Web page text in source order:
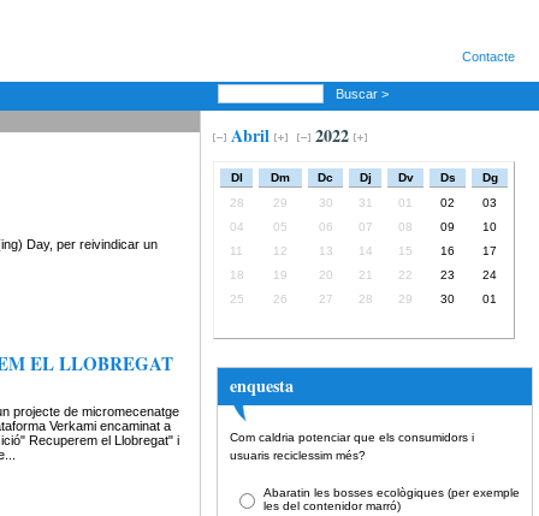
Contacte
Buscar >
Day, per reivindicar un
EL LLOBREGAT
projecte de micromecenatge
Verkami encaminat a
Recuperem el Llobregat" i
Abril 2022
Dl Dm Dc Dj Dv Ds
Dg
28
29 30 31 01 02
03
04
05 06 07 08 09
10
11
12 13 14 15 16
17
18
19 20 21 22 23
24
25
26 27 28 29 30 01
enquesta
Com caldria potenciar que els consumidors i
usuaris reciclessim més?
Abaratin les bosses ecològiques (per exemple
les del contenidor marró)